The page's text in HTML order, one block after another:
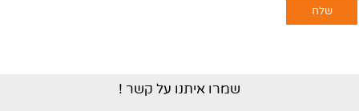
שמרו איתנו על קשר !